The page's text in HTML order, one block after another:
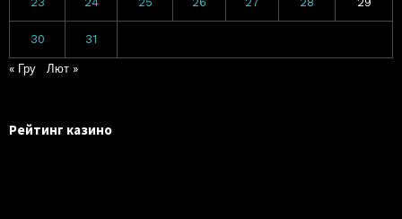
30 31
« Гру Лют »
Рейтинг казино